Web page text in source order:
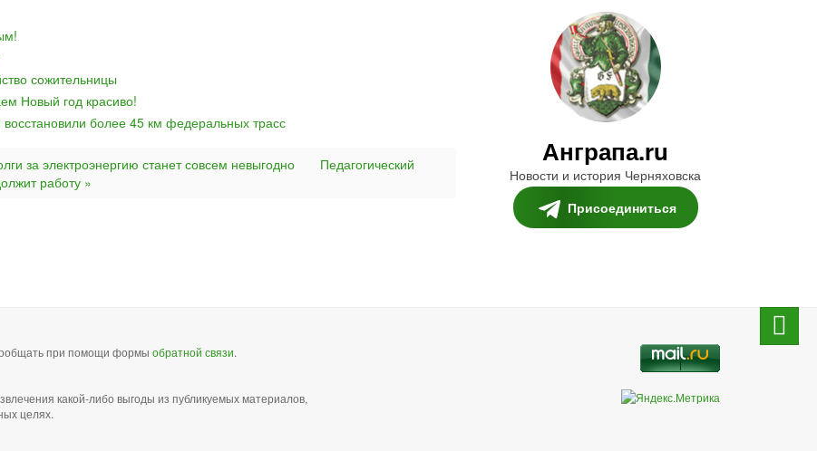
сожительницы
Новый год красиво!
более 45 км федеральных трасс
за электроэнергию станет совсем невыгодно
Педагогический
работу »
Анграпа.ru
Новости и история Черняховска
Присоединиться
при помощи формы обратной связи.
какой-либо выгоды из публикуемых материалов,
целях.